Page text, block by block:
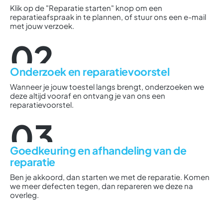
Klik op de "Reparatie starten" knop om een
reparatieafspraak in te plannen, of stuur ons een e-mail
met jouw verzoek.
02
Onderzoek en reparatievoorstel
Wanneer je jouw toestel langs brengt, onderzoeken we
deze altijd vooraf en ontvang je van ons een
reparatievoorstel.
03
Goedkeuring en afhandeling van de
reparatie
Ben je akkoord, dan starten we met de reparatie. Komen
we meer defecten tegen, dan repareren we deze na
overleg.